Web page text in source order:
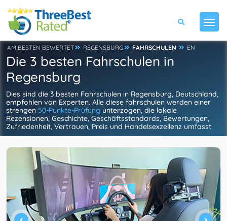
AM BESTEN BEWERTET REGENSBURG FAHRSCHULEN EN
Die 3 besten Fahrschulen in
Regensburg
Dies sind die 3 besten Fahrschulen in Regensburg, Deutschland,
empfohlen von Experten. Alle diese fahrschulen werden einer
strengen 50-Punkte-Prüfung unterzogen, die lokale
Rezensionen, Geschichte, Geschäftsstandards, Bewertungen,
Zufriedenheit, Vertrauen, Preis und Handelsexzellenz umfasst